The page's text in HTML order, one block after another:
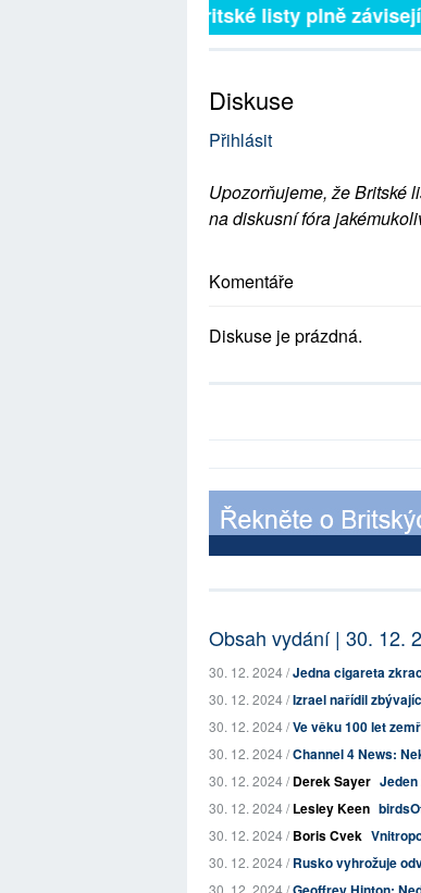
Britské listy plně závisejí
Diskuse
Přihlásit
Upozorňujeme, že Britské
na diskusní fóra
Komentáře
Diskuse je prázdná.
Obsah vydání | 30. 12.
30. 12. 2024 /Jedna cigareta
30. 12. 2024 /Izrael nařídil
30. 12. 2024 /Ve věku 100 let
30. 12. 2024 /Channel 4 News:
30. 12. 2024 /Derek Sayer
30. 12. 2024 /Lesley Keen
30. 12. 2024 /Boris Cvek
30. 12. 2024 /Rusko vyhrožuje
30. 12. 2024 /